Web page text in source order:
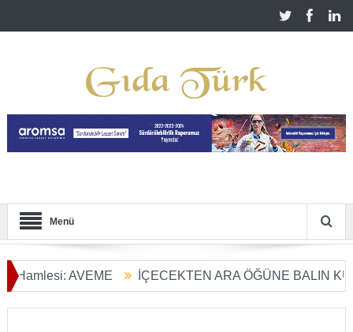
Menü
AVEME İÇECEKTEN ARA ÖĞÜNE BALIN KULLANIM
Başladı